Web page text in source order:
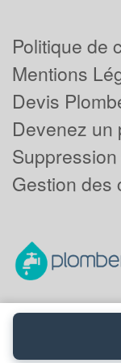
Politique de
Mentions
Devis
Devenez un
Gestion des